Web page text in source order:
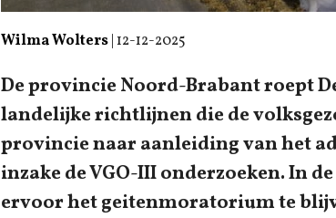
Wilma Wolters| 12-12-2025
De provincie Noord-Brabant roept
landelijke richtlijnen die de
provincie naar aanleiding van het
inzake de VGO-III onderzoeken. In
ervoor het geitenmoratorium te